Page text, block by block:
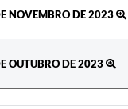
NOVEMBRO DE 2023
OUTUBRO DE 2023